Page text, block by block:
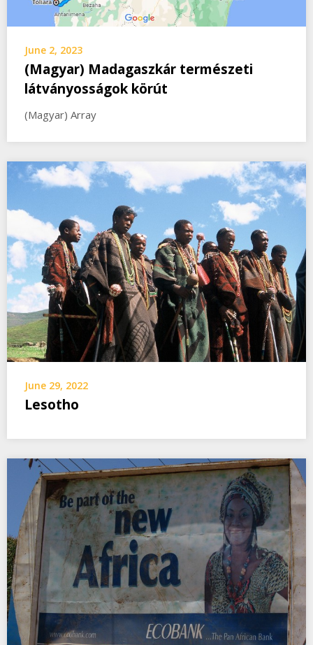
June 2, 2023
(Magyar) Madagaszkár természeti
látványosságok körút
(Magyar) Array
June 29, 2022
Lesotho